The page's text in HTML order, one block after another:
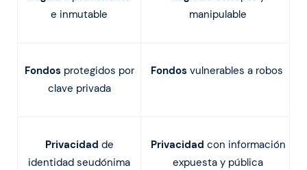
e inmutable
manipulable
Fondosprotegidos por
clave privada
Fondosvulnerables a robos
Privacidad de
identidad seudónima
Privacidad con información
expuesta y pública